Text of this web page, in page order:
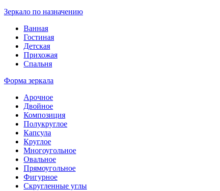
Зеркало по назначению
Ванная
Гостиная
Детская
Прихожая
Спальня
Форма зеркала
Арочное
Двойное
Композиция
Полукруглое
Капсула
Круглое
Многоугольное
Овальное
Прямоугольное
Фигурное
Скругленные углы